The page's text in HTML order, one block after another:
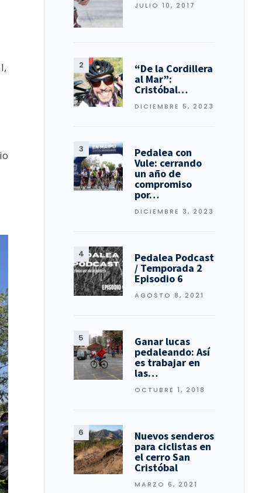
JULIO 10, 2017
“De la Cordillera
al Mar”:
Cristóbal…
DICIEMBRE 5, 2023
Pedalea con
Vule: cerrando
un año de
compromiso
por…
DICIEMBRE 3, 2023
Pedalea Podcast
/ Temporada 2
Episodio 6
AGOSTO 8, 2021
Ganar lucas
pedaleando: Así
es trabajar en
las…
OCTUBRE 1, 2018
Nuevos senderos
para ciclistas en
el cerro San
Cristóbal
MARZO 6, 2021